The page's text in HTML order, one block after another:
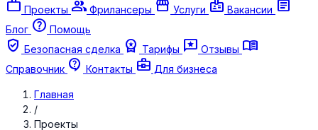
work Проекты group Фрилансеры storefront Услуги badge Вакансии article
Блог help Помощь
verified_user Безопасная сделка workspace_premium Тарифы reviews Отзывы menu_book
Справочник contact_support Контакты business_center Для бизнеса
Главная
/
Проекты